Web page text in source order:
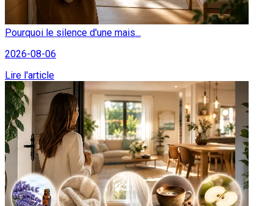
Pourquoi le silence d'une mais...
2026-08-06
Lire l'article